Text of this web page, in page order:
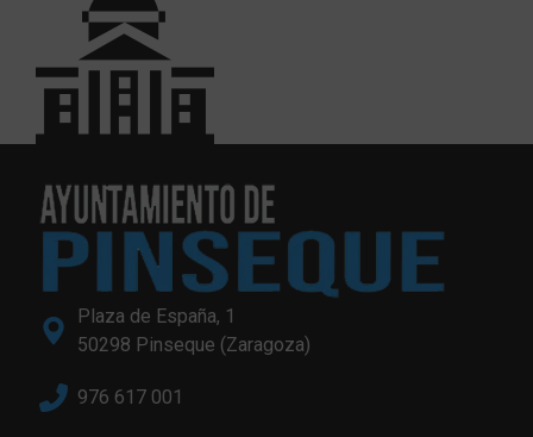
Plaza de España, 1
50298 Pinseque (Zaragoza)
976 617 001